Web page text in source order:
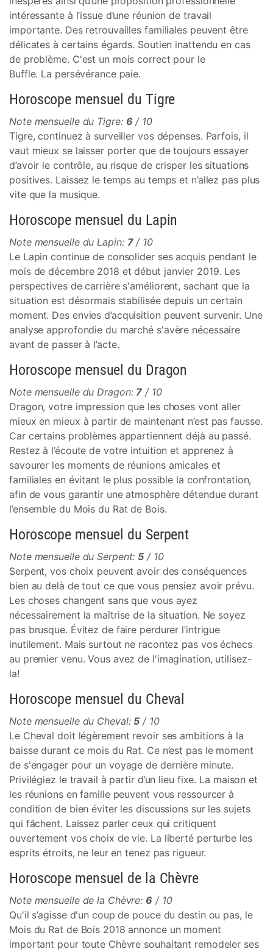
intéressante à l’issue d’une réunion de travail
importante. Des retrouvailles familiales peuvent être
délicates à certains égards. Soutien inattendu en cas
de problème. C'est un mois correct pour le
Buffle. La persévérance paie.
Horoscope mensuel du Tigre
Note mensuelle du Tigre: 6 / 10
Tigre, continuez à surveiller vos dépenses. Parfois, il
vaut mieux se laisser porter que de toujours essayer
d’avoir le contrôle, au risque de crisper les situations
positives. Laissez le temps au temps et n’allez pas plus
vite que la musique.
Horoscope mensuel du Lapin
Note mensuelle du Lapin: 7/ 10
Le Lapin continue de consolider ses acquis pendant le
mois de décembre 2018 et début janvier 2019. Les
perspectives de carrière s'améliorent, sachant que la
situation est désormais stabilisée depuis un certain
moment. Des envies d’acquisition peuvent survenir. Une
analyse approfondie du marché s'avère nécessaire
avant de passer à l’acte.
Horoscope mensuel du Dragon
Note mensuelle du Dragon: 7 / 10
Dragon, votre impression que les choses vont aller
mieux en mieux à partir de maintenant n’est pas fausse.
Car certains problèmes appartiennent déjà au passé.
Restez à l’écoute de votre intuition et apprenez à
savourer les moments de réunions amicales et
familiales en évitant le plus possible la confrontation,
afin de vous garantir une atmosphère détendue durant
l’ensemble du Mois du Rat de Bois.
Horoscope mensuel du Serpent
Note mensuelle du Serpent:5 / 10
Serpent, vos choix peuvent avoir des conséquences
bien au delà de tout ce que vous pensiez avoir prévu.
Les choses changent sans que vous ayez
nécessairement la maîtrise de la situation. Ne soyez
pas brusque. Évitez de faire perdurer l’intrigue
inutilement. Mais surtout ne racontez pas vos échecs
au premier venu. Vous avez de l'imagination, utilisez-
la!
Horoscope mensuel du Cheval
Note mensuelle du Cheval:5 / 10
Le Cheval doit légèrement revoir ses ambitions à la
baisse durant ce mois du Rat. Ce n’est pas le moment
de s'engager pour un voyage de dernière minute.
Privilégiez le travail à partir d’un lieu fixe. La maison et
les réunions en famille peuvent vous ressourcer à
condition de bien éviter les discussions sur les sujets
qui fâchent. Laissez parler ceux qui critiquent
ouvertement vos choix de vie. La liberté perturbe les
esprits étroits, ne leur en tenez pas rigueur.
Horoscope mensuel de la Chèvre
Note mensuelle de la Chèvre: 6 / 10
Qu'il s’agisse d'un coup de pouce du destin ou pas, le
Mois du Rat de Bois 2018 annonce un moment
important pour toute Chèvre souhaitant remodeler ses